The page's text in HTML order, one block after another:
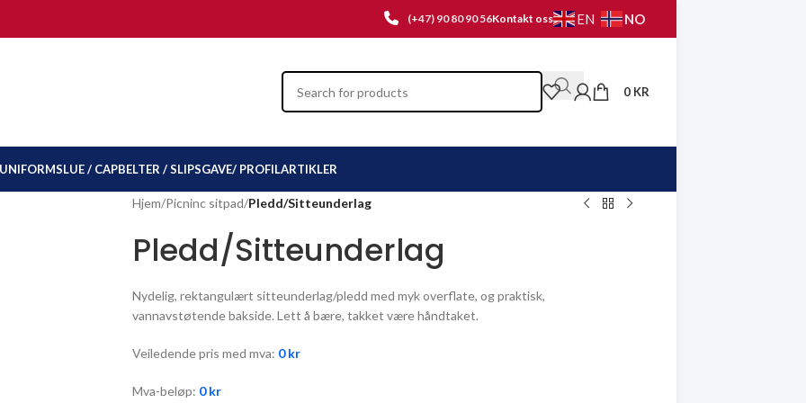
(+47) 90 80 90 56Kontakt oss EN NO
0 KR
UNIFORMSLUE / CAPBELTER / SLIPSGAVE/ PROFILARTIKLER
Hjem/Picninc sitpad/Pledd/Sitteunderlag
Pledd/Sitteunderlag
Nydelig, rektangulært sitteunderlag/pledd med myk overflate, og praktisk,
vannavstøtende bakside. Lett å bære, takket være håndtaket.
Veiledende pris med mva: 0kr
Mva-beløp: 0kr